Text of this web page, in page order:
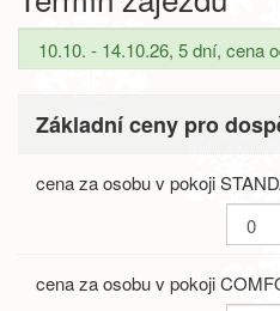
Základní ceny pro
cena za osobu v pokoji
cena za osobu v pokoji